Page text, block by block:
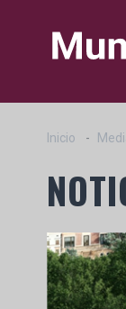
Inicio